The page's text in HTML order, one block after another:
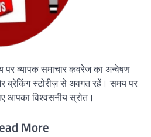
पर व्यापक समाचार कवरेज का अन्वेषण
ब्रेकिंग स्टोरीज़ से अवगत रहें। समय पर
आपका विश्वसनीय स्रोत।
More